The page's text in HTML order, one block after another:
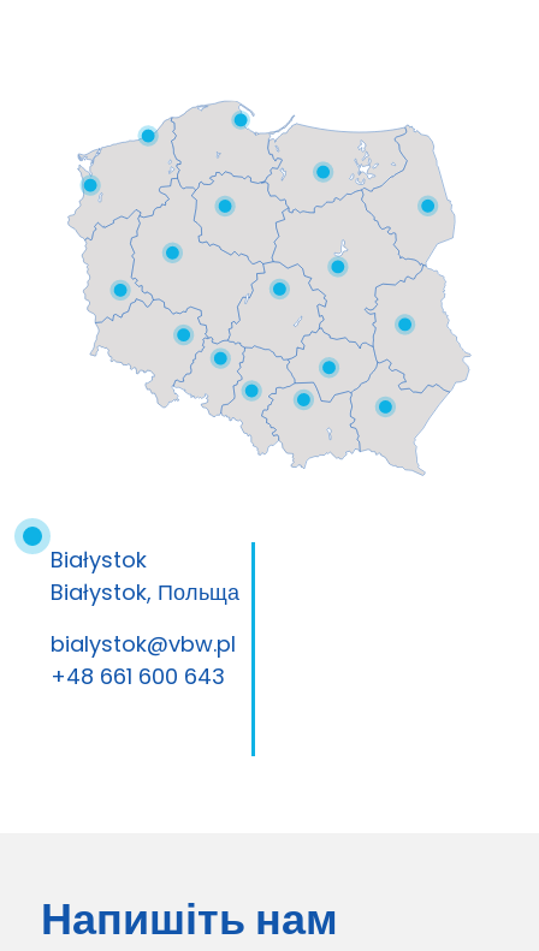
Białystok
Białystok, Польща
bialystok@vbw.pl
+48 661 600 643
Напишіть нам